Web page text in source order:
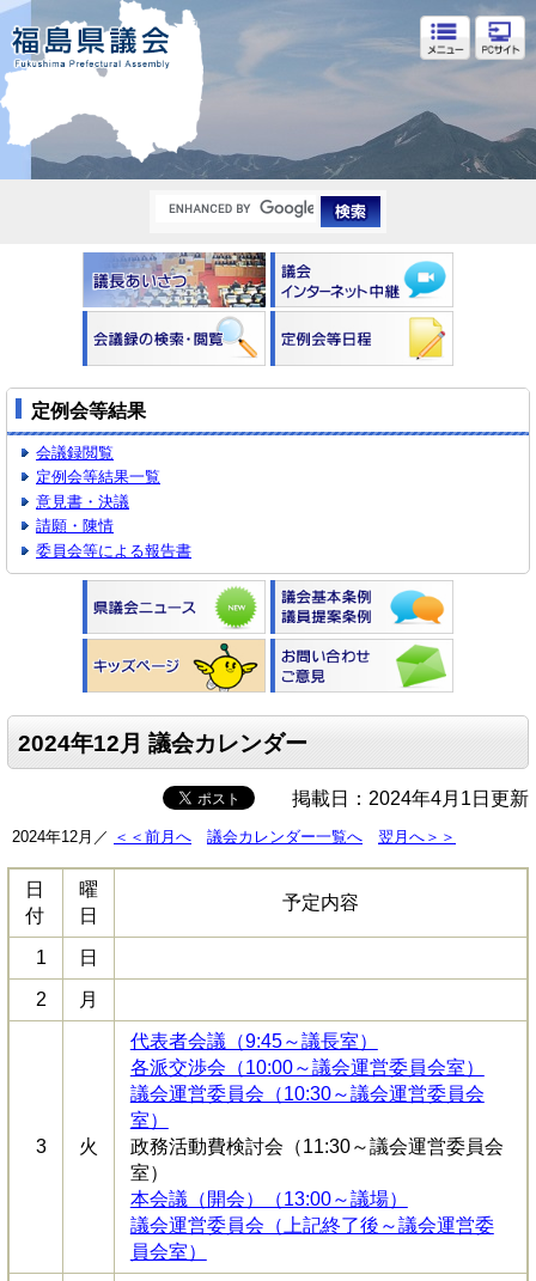
福島県議会
定例会等結果
会議録閲覧
定例会等結果一覧
意見書・決議
請願・陳情
委員会等による報告書
2024年12月 議会カレンダー
掲載日：2024年4月1日更新
2024年12月／ ＜＜前月へ 議会カレンダー一覧へ 翌月へ＞＞
日
付
曜
日
予定内容
1 日
2 月
3 火
代表者会議（9:45～議長室）
各派交渉会（10:00～議会運営委員会室）
議会運営委員会（10:30～議会運営委員会
室）
政務活動費検討会（11:30～議会運営委員会
室）
本会議（開会）（13:00～議場）
議会運営委員会（上記終了後～議会運営委
員会室）